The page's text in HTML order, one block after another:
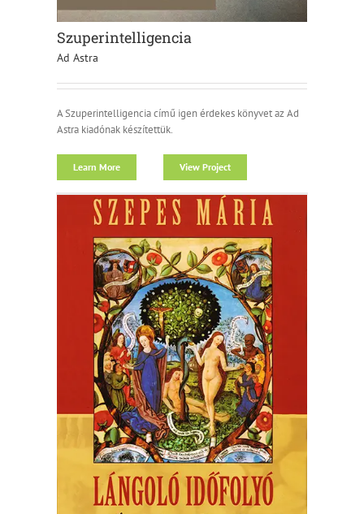
Szuperintelligencia
Ad Astra
A Szuperintelligencia című igen érdekes könyvet az Ad
Astra kiadónak készítettük.
Learn More View Project